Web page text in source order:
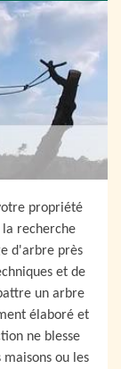
propriété
la recherche
d'arbre près
et de
un arbre
élaboré et
ne blesse
ou les